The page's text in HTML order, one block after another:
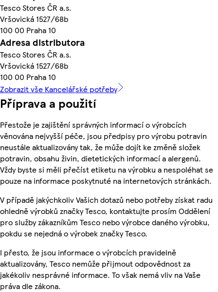
Tesco Stores ČR a.s.
Vršovická 1527/68b
100 00 Praha 10
Adresa distributora
Tesco Stores ČR a.s.
Vršovická 1527/68b
100 00 Praha 10
Zobrazit vše Kancelářské potřeby
Příprava a použití
Přestože je zajištění správných informací o výrobcích
věnována nejvyšší péče, jsou předpisy pro výrobu potravin
neustále aktualizovány tak, že může dojít ke změně složek
potravin, obsahu živin, dietetických informací a alergenů.
Vždy byste si měli přečíst etiketu na výrobku a nespoléhat se
pouze na informace poskytnuté na internetových stránkách.
V případě jakýchkoliv Vašich dotazů nebo potřeby získat radu
ohledně výrobků značky Tesco, kontaktujte prosím Oddělení
pro služby zákazníkům Tesco nebo výrobce daného výrobku,
pokdu se nejedná o výrobek značky Tesco.
I přesto, že jsou informace o výrobcích pravidelně
aktualizovány, Tesco nemůže přijmout odpovědnost za
jakékoliv nesprávné informace. To však nemá vliv na Vaše
práva dle zákona.